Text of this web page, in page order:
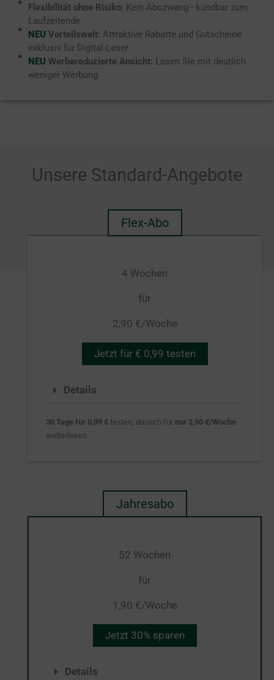
Flexibilität ohne Risiko: Kein Abozwang - kündbar zum
Laufzeitende
NEU Vorteilswelt: Attraktive Rabatte und Gutscheine
exklusiv für Digital-Leser
NEU Werbereduzierte Ansicht: Lesen Sie mit deutlich
weniger Werbung
Unsere Standard-Angebote
Flex-Abo
4 Wochen
für
2,90 €/Woche
Jetzt für € 0,99 testen
Details
30 Tage für 0,99 € testen, danach für nur 2,90 €/Woche
weiterlesen.
Jahresabo
52 Wochen
für
1,90 €/Woche
Jetzt 30% sparen
Details